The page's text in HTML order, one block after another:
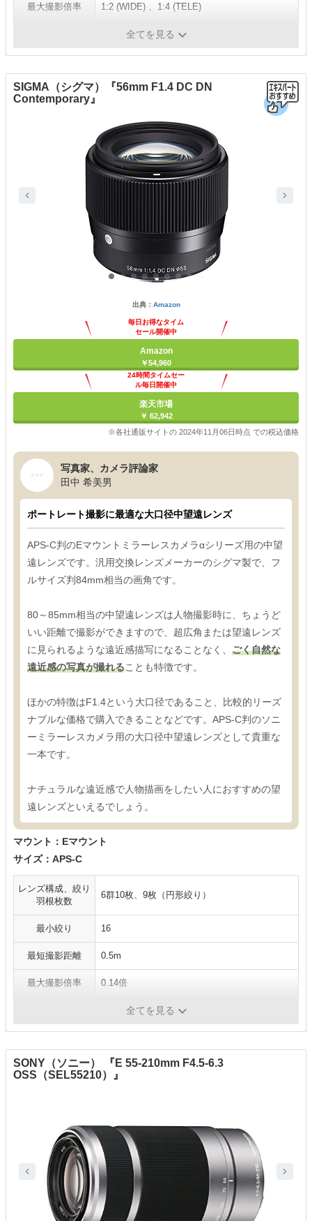
最大撮影倍率 1:2 (WIDE) 、1:4 (TELE)
全てを見る
SIGMA（シグマ）『56mm F1.4 DC DN
Contemporary』
出典： Amazon
毎日お得なタイム
セール開催中
Amazon
￥54,960
24時間タイムセー
ル毎日開催中
楽天市場
￥ 62,942
※各社通販サイトの 2024年11月06日時点 での税込価格
写真家、カメラ評論家
田中 希美男
ポートレート撮影に最適な大口径中望遠レンズ
APS-C判のEマウントミラーレスカメラαシリーズ用の中望
遠レンズです。汎用交換レンズメーカーのシグマ製で、フ
ルサイズ判84mm相当の画角です。
80～85mm相当の中望遠レンズは人物撮影時に、ちょうど
いい距離で撮影ができますので、超広角または望遠レンズ
に見られるような遠近感描写になることなく、 ごく自然な
遠近感の写真が撮れることも特徴です。
ほかの特徴はF1.4という大口径であること、比較的リーズ
ナブルな価格で購入できることなどです。APS-C判のソニ
ーミラーレスカメラ用の大口径中望遠レンズとして貴重な
一本です。
ナチュラルな遠近感で人物描画をしたい人におすすめの望
遠レンズといえるでしょう。
マウント：Eマウント
サイズ：APS-C
レンズ構成、絞り
羽根枚数
6群10枚、9枚（円形絞り）
最小絞り 16
最短撮影距離 0.5m
最大撮影倍率 0.14倍
全てを見る
SONY（ソニー） 『E 55-210mm F4.5-6.3
OSS（SEL55210）』